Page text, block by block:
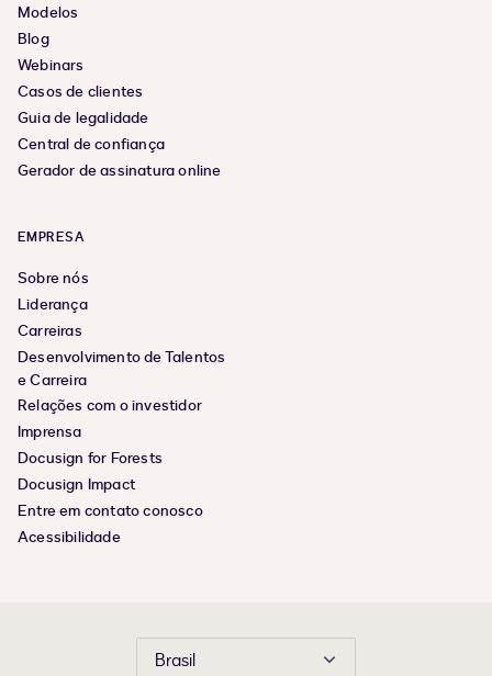
Modelos
Blog
Webinars
Casos de clientes
Guia de legalidade
Central de confiança
Gerador de assinatura online
EMPRESA
Sobre nós
Liderança
Carreiras
Desenvolvimento de Talentos
e Carreira
Relações com o investidor
Imprensa
Docusign for Forests
Docusign Impact
Entre em contato conosco
Acessibilidade
Brasil